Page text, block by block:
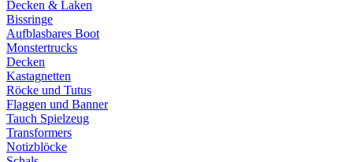
Decken & Laken
Bissringe
Aufblasbares Boot
Monstertrucks
Decken
Kastagnetten
Röcke und Tutus
Flaggen und Banner
Tauch Spielzeug
Transformers
Notizblöcke